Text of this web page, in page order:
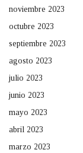
noviembre 2023
octubre 2023
septiembre 2023
agosto 2023
julio 2023
junio 2023
mayo 2023
abril 2023
marzo 2023